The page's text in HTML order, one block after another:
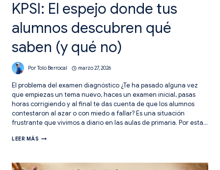
KPSI: El espejo donde tus
alumnos descubren qué
saben (y qué no)
Por Tolo Berrocal marzo 27, 2026
El problema del examen diagnóstico ¿Te ha pasado alguna vez
que empiezas un tema nuevo, haces un examen inicial, pasas
horas corrigiendo y al final te das cuenta de que los alumnos
contestaron al azar o con miedo a fallar? Es una situación
frustrante que vivimos a diario en las aulas de primaria. Por esta…
LEER MÁS KPSI: